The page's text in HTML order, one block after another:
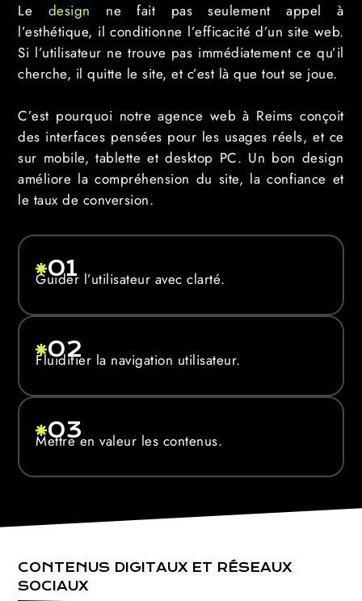
Le design ne fait pas seulement appel à
l’esthétique, il conditionne l’efficacité d’un site web.
Si l’utilisateur ne trouve pas immédiatement ce qu’il
cherche, il quitte le site, et c’est là que tout se joue.
C’est pourquoi notre agence web à Reims conçoit
des interfaces pensées pour les usages réels, et ce
sur mobile, tablette et desktop PC. Un bon design
améliore la compréhension du site, la confiance et
le taux de conversion.
01
Guider l’utilisateur avec clarté.
02
Fluidifier la navigation utilisateur.
03
Mettre en valeur les contenus.
CONTENUS DIGITAUX ET RÉSEAUX
SOCIAUX